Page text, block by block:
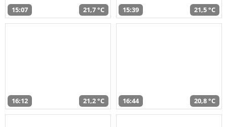
15:07 21,7 °C 15:39 21,5 °C
16:12 21,2 °C 16:44 20,8 °C